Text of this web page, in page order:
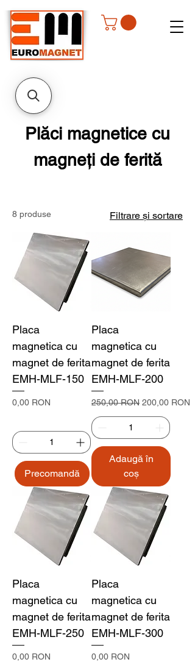
Plăci magnetice cu
magneți de ferită
8 produse Filtrare și sortare
Placa
magnetica cu
magnet de ferita
EMH-MLF-150
Preț
0,00 RON
Precomandă
Placa
magnetica cu
magnet de ferita
EMH-MLF-200
Preț normal
250,00 RON Preț redus
200,00 RON
Adaugă în
coș
Placa
magnetica cu
magnet de ferita
EMH-MLF-250
Preț
0,00 RON
Placa
magnetica cu
magnet de ferita
EMH-MLF-300
Preț
0,00 RON